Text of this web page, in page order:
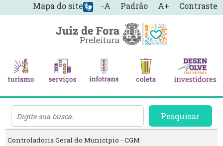
-A Padrão A+ Contraste
Mapa do site
Pesquisar
Controladoria Geral do Município - CGM